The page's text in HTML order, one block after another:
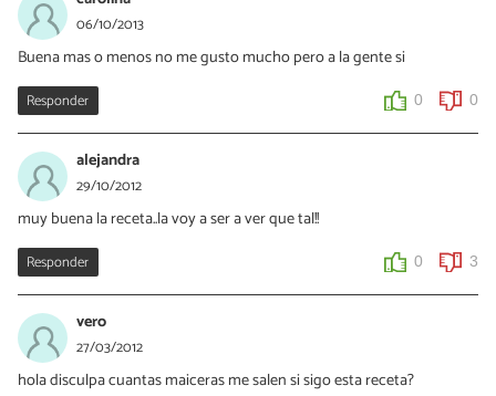
06/10/2013
Buena mas o menos no me gusto mucho pero a la gente si
Responder 0 0
alejandra
29/10/2012
muy buena la receta..la voy a ser a ver que tal!!
Responder 0 3
vero
27/03/2012
hola disculpa cuantas maiceras me salen si sigo esta receta?